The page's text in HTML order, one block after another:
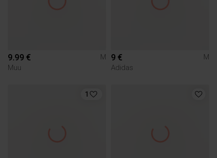
9.99 €
M
Muu
9 €
M
Adidas
1